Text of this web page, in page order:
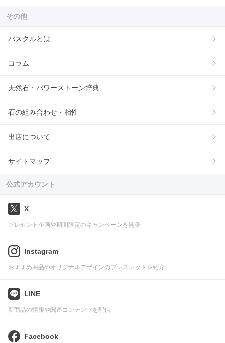
その他
パスクルとは
コラム
天然石・パワーストーン辞典
石の組み合わせ・相性
出店について
サイトマップ
公式アカウント
X
プレゼント企画や期間限定のキャンペーンを開催
Instagram
おすすめ商品やオリジナルデザインのブレスレットを紹介
LINE
新商品の情報や関連コンテンツを配信
Facebook